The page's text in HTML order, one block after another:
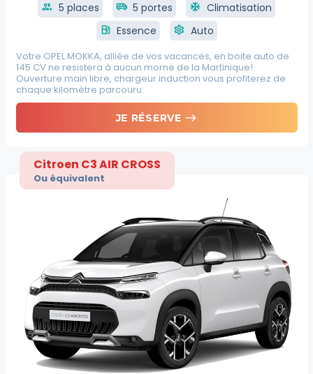
group 5 places airport_shuttle 5 portes ac_unit Climatisation
local_gas_station Essence settings Auto
Votre OPEL MOKKA, alliée de vos vacances, en boite auto de
145 CV ne resistera à aucun morne de la Martinique!
Ouverture main libre, chargeur induction vous profiterez de
chaque kilomètre parcouru.
JE RÉSERVE east
Citroen C3 AIR CROSS
Ou équivalent